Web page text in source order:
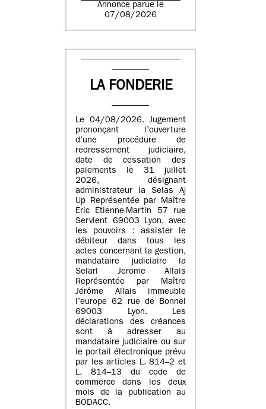
Annonce parue le
07/08/2026
LA FONDERIE
Le 04/08/2026. Jugement
prononçant l’ouverture
d’une procédure de
redressement judiciaire,
date de cessation des
paiements le 31 juillet
2026, désignant
administrateur la Selas Aj
Up Représentée par Maître
Eric Etienne-Martin 57 rue
Servient 69003 Lyon, avec
les pouvoirs : assister le
débiteur dans tous les
actes concernant la gestion,
mandataire judiciaire la
Selarl Jerome Allais
Représentée par Maître
Jérôme Allais immeuble
l’europe 62 rue de Bonnel
69003 Lyon. Les
déclarations des créances
sont à adresser au
mandataire judiciaire ou sur
le portail électronique prévu
par les articles L. 814–2 et
L. 814–13 du code de
commerce dans les deux
mois de la publication au
BODACC.